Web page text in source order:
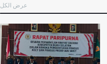
عرض الكل